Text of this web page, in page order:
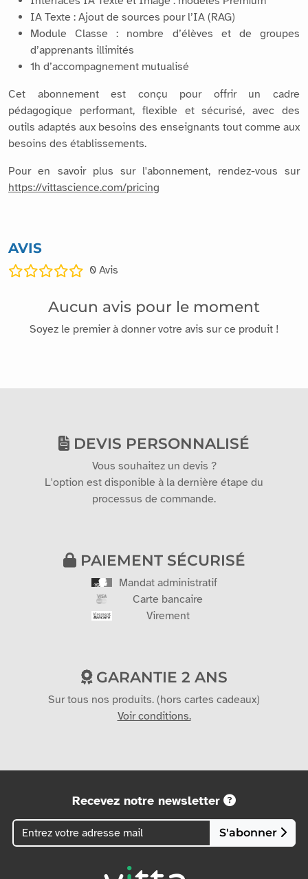
IA Texte : Ajout de sources pour l’IA (RAG)
Module Classe : nombre d’élèves et de groupes
d’apprenants illimités
1h d’accompagnement mutualisé
Cet abonnement est conçu pour offrir un cadre
pédagogique performant, flexible et sécurisé, avec des
outils adaptés aux besoins des enseignants tout comme aux
besoins des établissements.
Pour en savoir plus sur l'abonnement, rendez-vous sur
https://vittascience.com/pricing
AVIS
0 Avis
Aucun avis pour le moment
Soyez le premier à donner votre avis sur ce produit !
DEVIS PERSONNALISÉ
Vous souhaitez un devis ?
L'option est disponible à la dernière étape du
processus de commande.
PAIEMENT SÉCURISÉ
Mandat administratif
Carte bancaire
Virement
GARANTIE 2 ANS
Sur tous nos produits. (hors cartes cadeaux)
Voir conditions.
Recevez notre newsletter
S'abonner